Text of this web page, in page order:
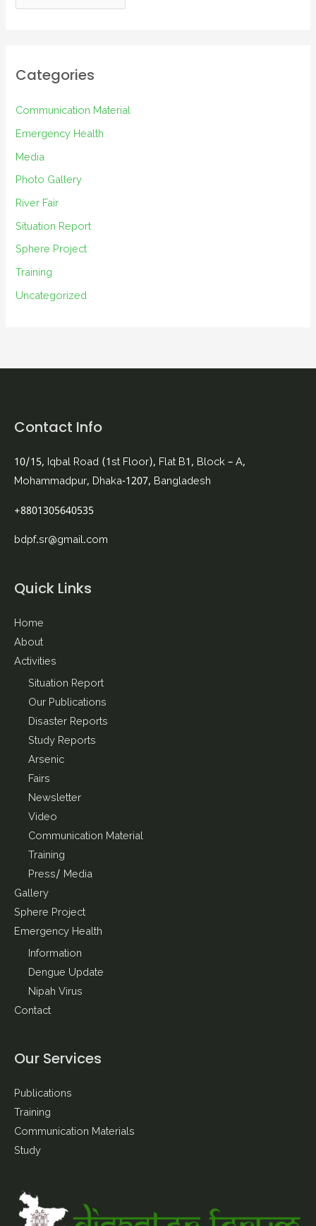
r
i
e
s
Categories
Communication Material
Emergency Health
Media
Photo Gallery
River Fair
Situation Report
Sphere Project
Training
Uncategorized
Contact Info
10/15, Iqbal Road (1st Floor), Flat B1, Block – A,
Mohammadpur, Dhaka-1207, Bangladesh
+8801305640535
bdpf.sr@gmail.com
Quick Links
Home
About
Activities
Situation Report
Our Publications
Disaster Reports
Study Reports
Arsenic
Fairs
Newsletter
Video
Communication Material
Training
Press/ Media
Gallery
Sphere Project
Emergency Health
Information
Dengue Update
Nipah Virus
Contact
Our Services
Publications
Training
Communication Materials
Study